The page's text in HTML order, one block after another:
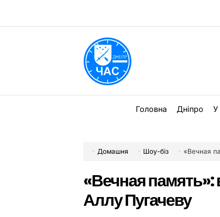
вмісту
Головна Дніпро У
Домашня Шоу-біз «Вечная
«Вечная
Аллу Пугачеву